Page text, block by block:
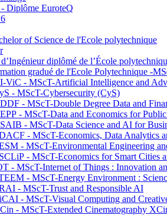
Diplôme EuroteQ
of Science de l'Ecole polytechnique
diplômé de l’École
gradué de l'Ecole Polytechnique -
ViC - MScT-Artificial Intelligence and
- MScT-Cybersecurity (CyS)
- MScT-Double Degree Data and
- MScT-Data and Economics for
- MScT-Data Science and AI for
- MScT-Economics, Data Analytics
- MScT-Environmental Engineering
- MScT-Economics for Smart Cities
- MScT-Internet of Things : Innovation
- MScT-Energy Environment :
- MScT-Trust and Responsible AI
- MScT-Visual Computing and
- MScT-Extended Cinematography